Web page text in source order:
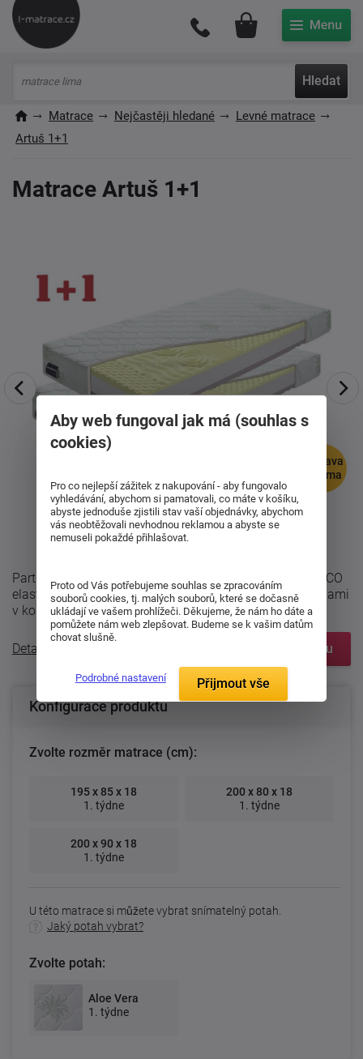
Hledat
Můj účet
Matrace Nejčastěji hledané
Levné matrace
Artuš 1+1
Matrace Artuš 1+1
doprava
zdarma
Partnerská sendvičová matrace Artuš v setu 1 + 1 z VISCO
elastické pěny (paměťová, líná) se 7 anatomickými zónami
v kombinaci s jádrem PUR ...
Detailní popis Zobrazit prvky systému
Konfigurace produktu
Zvolte rozměr matrace (cm):
195 x 85 x 18
1. týdne
200 x 80 x 18
1. týdne
200 x 90 x 18
1. týdne
U této matrace si můžete vybrat snímatelný potah.
Jaký potah vybrat?
Zvolte potah:
Aloe Vera
1. týdne
Aby web fungoval jak má (souhlas s
cookies)
Pro co nejlepší zážitek z nakupování - aby fungovalo
vyhledávání, abychom si pamatovali, co máte v košíku,
abyste jednoduše zjistili stav vaší objednávky, abychom
vás neobtěžovali nevhodnou reklamou a abyste se
nemuseli pokaždé přihlašovat.
Proto od Vás potřebujeme souhlas se zpracováním
souborů cookies, tj. malých souborů, které se dočasně
ukládají ve vašem prohlížeči. Děkujeme, že nám ho dáte a
pomůžete nám web zlepšovat. Budeme se k vašim datům
chovat slušně.
Podrobné nastavení Přijmout vše